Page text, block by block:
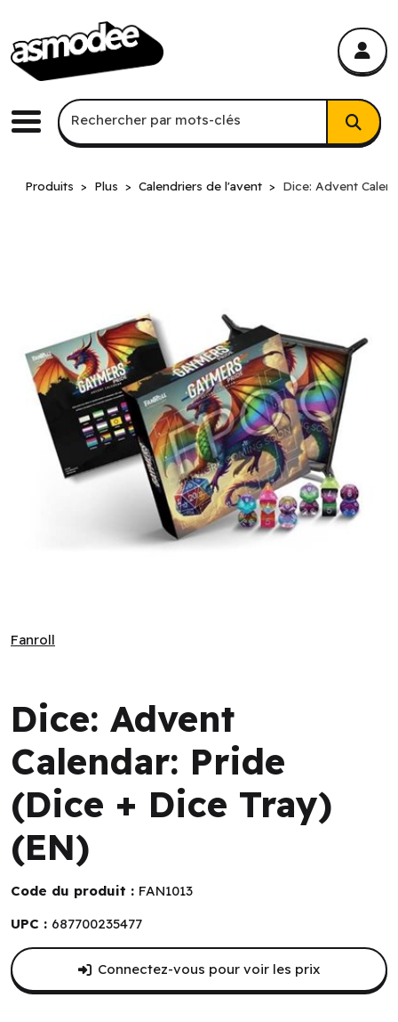
Menu
Recherche par mots-clés
Rechercher par mots-clés
Produits Plus Calendriers de l'avent Dice: Advent
Fanroll
Dice: Advent
Calendar: Pride
(Dice + Dice Tray)
(EN)
Code du produit : FAN1013
UPC : 687700235477
Connectez-vous pour voir les prix